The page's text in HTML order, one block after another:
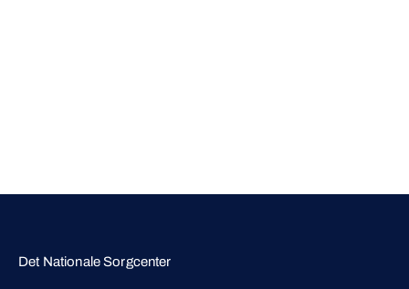
Det Nationale Sorgcenter